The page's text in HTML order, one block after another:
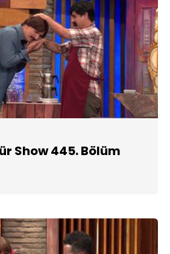
Show 445. Bölüm